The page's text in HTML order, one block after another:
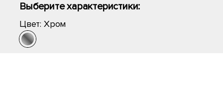
Выберите характеристики:
Цвет: Хром